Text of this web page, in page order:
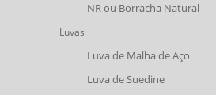
NR ou Borracha Natural
Luvas
Luva de Malha de Aço
Luva de Suedine